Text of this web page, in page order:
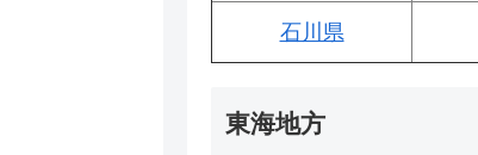
石川県
東海地方